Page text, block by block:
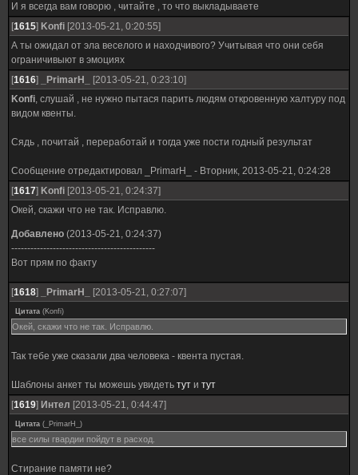
И я всегда вам говорю , читайте , то что выкладываете
[1615] Konfi [2013-05-21, 0:20:55]
А ты ожидал от эла веселого и находчивого? Учитывая что они себя
ограничивыют в эмоциях
[1616] _PrimarH_
[2013-05-21, 0:23:10]
Konfi, слушай , не нужно пытася парить людям откровенную халтуру под
видом квенты.
Сядь , почитай , переработай и тогда уже пости годный результат
Сообщение отредактировал _PrimarH_ - Вторник, 2013-05-21, 0:24:28
[1617] Konfi [2013-05-21, 0:24:37]
Окей, скажи что не так. Исправлю.
Добавлено (2013-05-21, 0:24:37)
---------------------------------------------
Вот прям по факту
[1618] _PrimarH_ [2013-05-21, 0:27:07]
Цитата (Konfi)
Окей, скажи что не так. Исправлю.
Так тебе уже сказали два человека - квента пустая.
Шаблоны анкет ты можешь увидеть тут и тут
[1619] Интел [2013-05-21, 0:44:47]
Цитата ( _PrimarH_ )
все силы гвардии пойдут в расход.
Стирание памяти не?